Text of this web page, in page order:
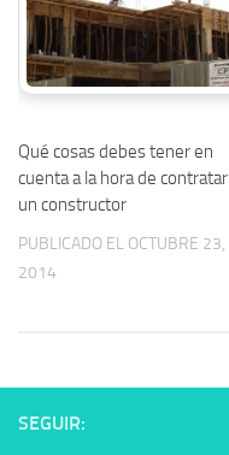
Qué cosas debes tener en
cuenta a la hora de contratar
un constructor
PUBLICADO EL OCTUBRE 23,
2014
SEGUIR: